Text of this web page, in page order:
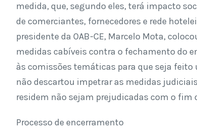
medida, que, segundo eles, terá impacto
de comerciantes, fornecedores e rede
presidente da OAB-CE, Marcelo Mota,
medidas cabíveis contra o fechamento do
às comissões temáticas para que seja feito
não descartou impetrar as medidas
residem não sejam prejudicadas com o fim
Processo de encerramento